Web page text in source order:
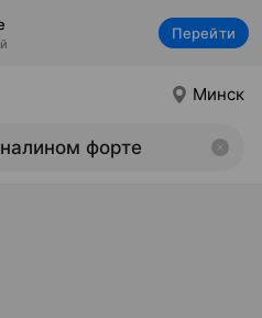
Перейти
Минск